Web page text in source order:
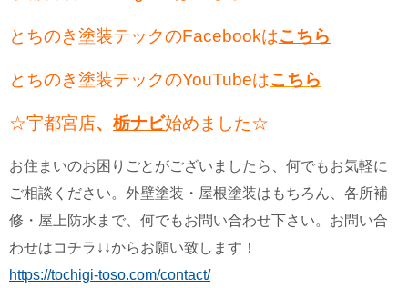
とちのき塗装テックのFacebookはこちら
とちのき塗装テックのYouTubeはこちら
☆宇都宮店、 栃ナビ始めました☆
お住まいのお困りごとがございましたら、何でもお気軽に
ご相談ください。外壁塗装・屋根塗装はもちろん、各所補
修・屋上防水まで、何でもお問い合わせ下さい。お問い合
わせはコチラ↓↓からお願い致します！
https://tochigi-toso.com/contact/